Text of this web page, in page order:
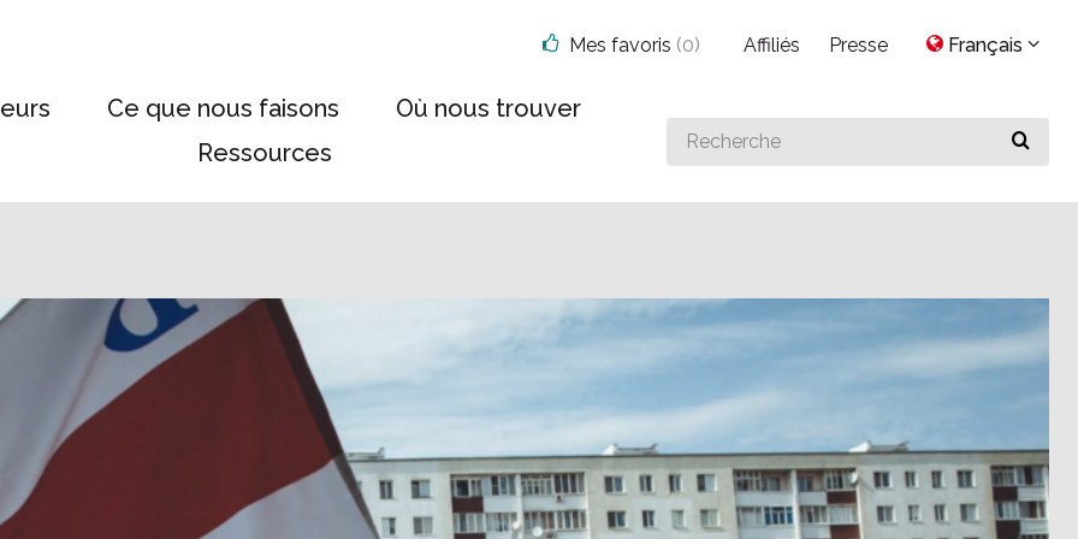
Ce que nous faisons
Où nous trouver
Ressources
Search
for
Mes favoris (0) Affiliés Presse Français